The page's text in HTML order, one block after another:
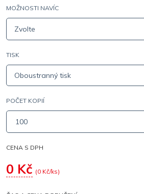
MOŽNOSTI NAVÍC
Zvolte
TISK
Oboustranný tisk
POČET KOPIÍ
CENA S DPH
0 Kč (0 Kč/ks)